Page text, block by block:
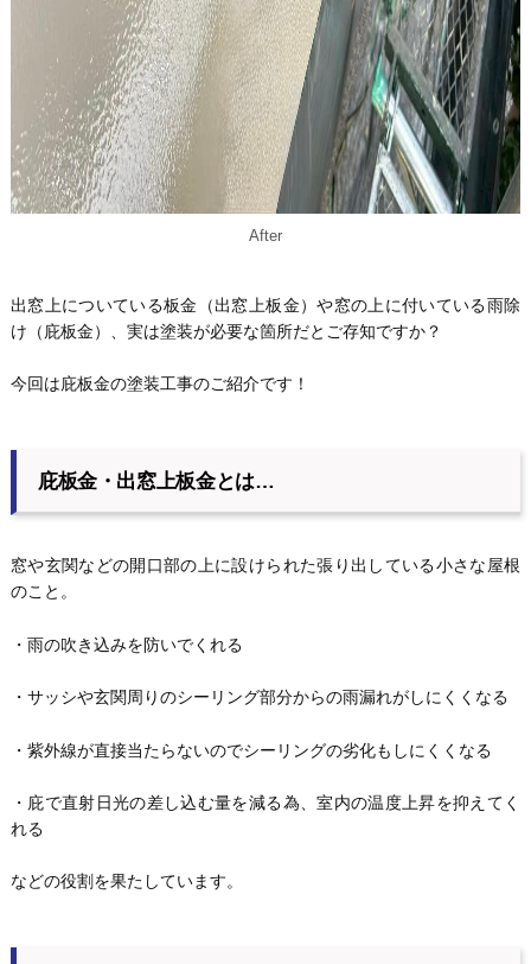
After
出窓上についている板金（出窓上板金）や窓の上に付いている雨除
け（庇板金）、実は塗装が必要な箇所だとご存知ですか？
今回は庇板金の塗装工事のご紹介です！
庇板金・出窓上板金とは…
窓や玄関などの開口部の上に設けられた張り出している小さな屋根
のこと。
・雨の吹き込みを防いでくれる
・サッシや玄関周りのシーリング部分からの雨漏れがしにくくなる
・紫外線が直接当たらないのでシーリングの劣化もしにくくなる
・庇で直射日光の差し込む量を減る為、室内の温度上昇を抑えてく
れる
などの役割を果たしています。